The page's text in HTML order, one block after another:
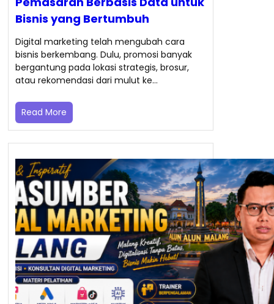
Bisnis yang Bertumbuh
Digital marketing telah mengubah cara
bisnis berkembang. Dulu, promosi banyak
bergantung pada lokasi strategis, brosur,
atau rekomendasi dari mulut ke…
Read More